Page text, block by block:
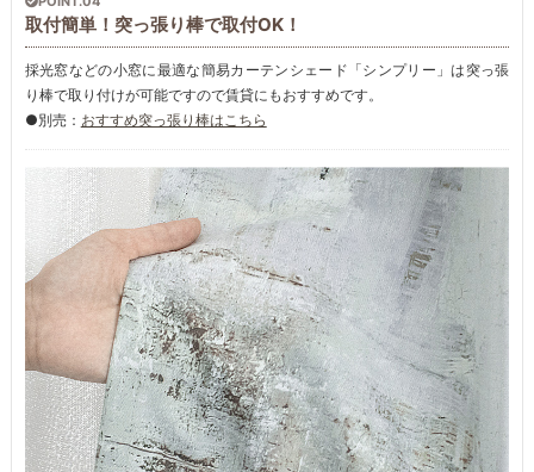
取付簡単！突っ張り棒で取付OK！
採光窓などの小窓に最適な簡易カーテンシェード「シンプリー」は突っ張
り棒で取り付けが可能ですので賃貸にもおすすめです。
●別売： おすすめ突っ張り棒はこちら